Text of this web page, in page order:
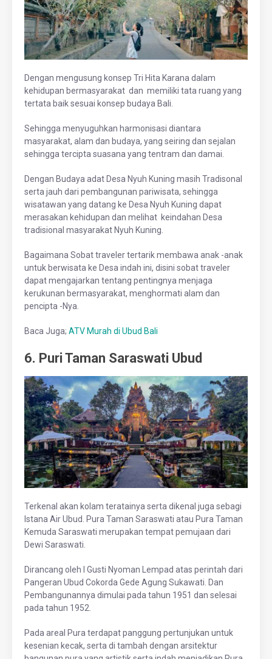
Dengan mengusung konsep Tri Hita Karana dalam
kehidupan bermasyarakat dan memiliki tata ruang yang
tertata baik sesuai konsep budaya Bali.
Sehingga menyuguhkan harmonisasi diantara
masyarakat, alam dan budaya, yang seiring dan sejalan
sehingga tercipta suasana yang tentram dan damai.
Dengan Budaya adat Desa Nyuh Kuning masih Tradisonal
serta jauh dari pembangunan pariwisata, sehingga
wisatawan yang datang ke Desa Nyuh Kuning dapat
merasakan kehidupan dan melihat keindahan Desa
tradisional masyarakat Nyuh Kuning.
Bagaimana Sobat traveler tertarik membawa anak -anak
untuk berwisata ke Desa indah ini, disini sobat traveler
dapat mengajarkan tentang pentingnya menjaga
kerukunan bermasyarakat, menghormati alam dan
pencipta -Nya.
Baca Juga; ATV Murah di Ubud Bali
6. Puri Taman Saraswati Ubud
Terkenal akan kolam teratainya serta dikenal juga sebagi
Istana Air Ubud. Pura Taman Saraswati atau Pura Taman
Kemuda Saraswati merupakan tempat pemujaan dari
Dewi Saraswati.
Dirancang oleh I Gusti Nyoman Lempad atas perintah dari
Pangeran Ubud Cokorda Gede Agung Sukawati. Dan
Pembangunannya dimulai pada tahun 1951 dan selesai
pada tahun 1952.
Pada areal Pura terdapat panggung pertunjukan untuk
kesenian kecak, serta di tambah dengan arsitektur